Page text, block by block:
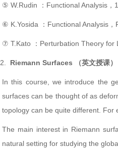
⑤ W.Rudin ：Functional Analysis，
⑥ K.Yosida ：Functional Analysis
⑦ T.Kato ：Perturbation Theory for
2. Riemann Surfaces （英文授课）
In this course, we introduce the
surfaces can be thought of as
topology can be quite different. For
The main interest in Riemann
natural setting for studying the